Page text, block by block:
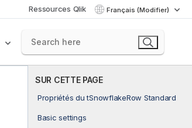
Ressources Qlik Français (Modifier)
SUR CETTE PAGE
Propriétés du tSnowflakeRow Standard
Basic settings